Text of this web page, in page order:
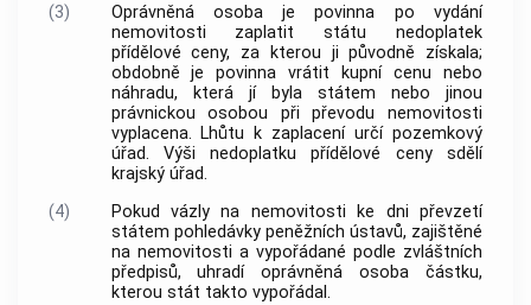
(3)
Oprávněná osobaje povinna po vydání
nemovitosti zaplatit státu nedoplatek
přídělové ceny, za kterou ji původně získala;
obdobně je povinna vrátit kupní cenu nebo
náhradu, která jí byla státem nebo jinou
právnickou osobou při převodu nemovitosti
vyplacena. Lhůtu k zaplacení určí pozemkový
úřad. Výši nedoplatku přídělové ceny sdělí
krajský úřad.
(4)
Pokud vázly na nemovitosti ke dni převzetí
státem pohledávky peněžních ústavů, zajištěné
na nemovitosti a vypořádané podle zvláštních
předpisů, uhradíoprávněná osoba částku,
kterou stát takto vypořádal.